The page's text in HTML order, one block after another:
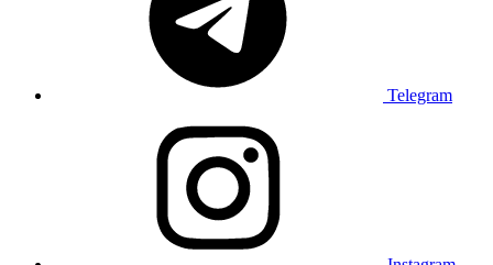
Telegram